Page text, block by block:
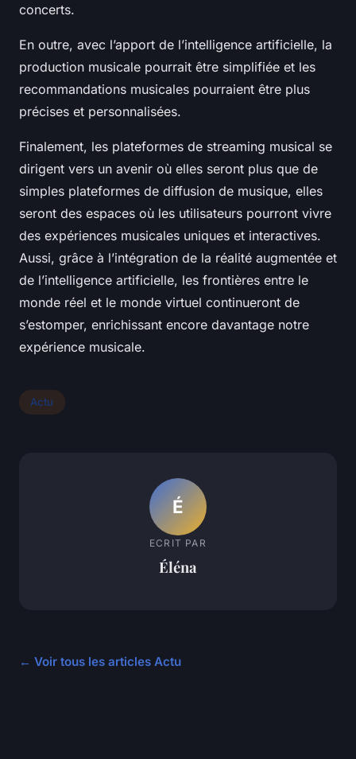
concerts.
En outre, avec l’apport de l’intelligence artificielle, la
production musicale pourrait être simplifiée et les
recommandations musicales pourraient être plus
précises et personnalisées.
Finalement, les plateformes de streaming musical se
dirigent vers un avenir où elles seront plus que de
simples plateformes de diffusion de musique, elles
seront des espaces où les utilisateurs pourront vivre
des expériences musicales uniques et interactives.
Aussi, grâce à l’intégration de la réalité augmentée et
de l’intelligence artificielle, les frontières entre le
monde réel et le monde virtuel continueront de
s’estomper, enrichissant encore davantage notre
expérience musicale.
Actu
É
ECRIT PAR
Éléna
← Voir tous les articles Actu